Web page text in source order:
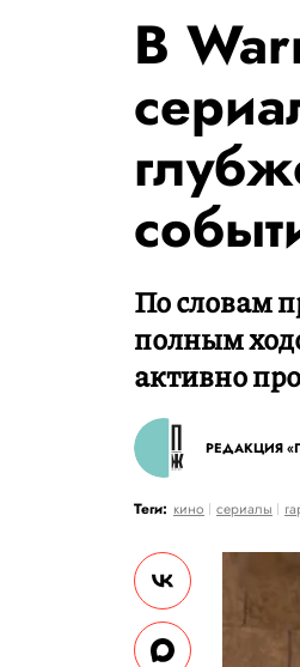
В
По словам
полным
активно
РЕДАКЦИЯ
Теги: кино сериалы